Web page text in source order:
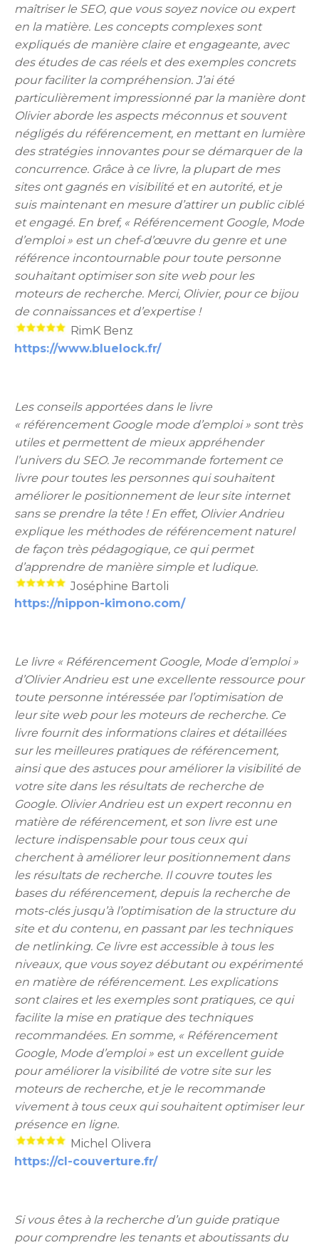
maîtriser le SEO, que vous soyez novice ou expert
en la matière. Les concepts complexes sont
expliqués de manière claire et engageante, avec
des études de cas réels et des exemples concrets
pour faciliter la compréhension. J’ai été
particulièrement impressionné par la manière dont
Olivier aborde les aspects méconnus et souvent
négligés du référencement, en mettant en lumière
des stratégies innovantes pour se démarquer de la
concurrence. Grâce à ce livre, la plupart de mes
sites ont gagnés en visibilité et en autorité, et je
suis maintenant en mesure d’attirer un public ciblé
et engagé. En bref, « Référencement Google, Mode
d’emploi » est un chef-d’œuvre du genre et une
référence incontournable pour toute personne
souhaitant optimiser son site web pour les
moteurs de recherche. Merci, Olivier, pour ce bijou
de connaissances et d’expertise !
RimK Benz
https://www.bluelock.fr/
Les conseils apportées dans le livre
« référencement Google mode d’emploi » sont très
utiles et permettent de mieux appréhender
l’univers du SEO. Je recommande fortement ce
livre pour toutes les personnes qui souhaitent
améliorer le positionnement de leur site internet
sans se prendre la tête ! En effet, Olivier Andrieu
explique les méthodes de référencement naturel
de façon très pédagogique, ce qui permet
d’apprendre de manière simple et ludique.
Joséphine Bartoli
https://nippon-kimono.com/
Le livre « Référencement Google, Mode d’emploi »
d’Olivier Andrieu est une excellente ressource pour
toute personne intéressée par l’optimisation de
leur site web pour les moteurs de recherche. Ce
livre fournit des informations claires et détaillées
sur les meilleures pratiques de référencement,
ainsi que des astuces pour améliorer la visibilité de
votre site dans les résultats de recherche de
Google. Olivier Andrieu est un expert reconnu en
matière de référencement, et son livre est une
lecture indispensable pour tous ceux qui
cherchent à améliorer leur positionnement dans
les résultats de recherche. Il couvre toutes les
bases du référencement, depuis la recherche de
mots-clés jusqu’à l’optimisation de la structure du
site et du contenu, en passant par les techniques
de netlinking. Ce livre est accessible à tous les
niveaux, que vous soyez débutant ou expérimenté
en matière de référencement. Les explications
sont claires et les exemples sont pratiques, ce qui
facilite la mise en pratique des techniques
recommandées. En somme, « Référencement
Google, Mode d’emploi » est un excellent guide
pour améliorer la visibilité de votre site sur les
moteurs de recherche, et je le recommande
vivement à tous ceux qui souhaitent optimiser leur
présence en ligne.
Michel Olivera
https://cl-couverture.fr/
Si vous êtes à la recherche d’un guide pratique
pour comprendre les tenants et aboutissants du